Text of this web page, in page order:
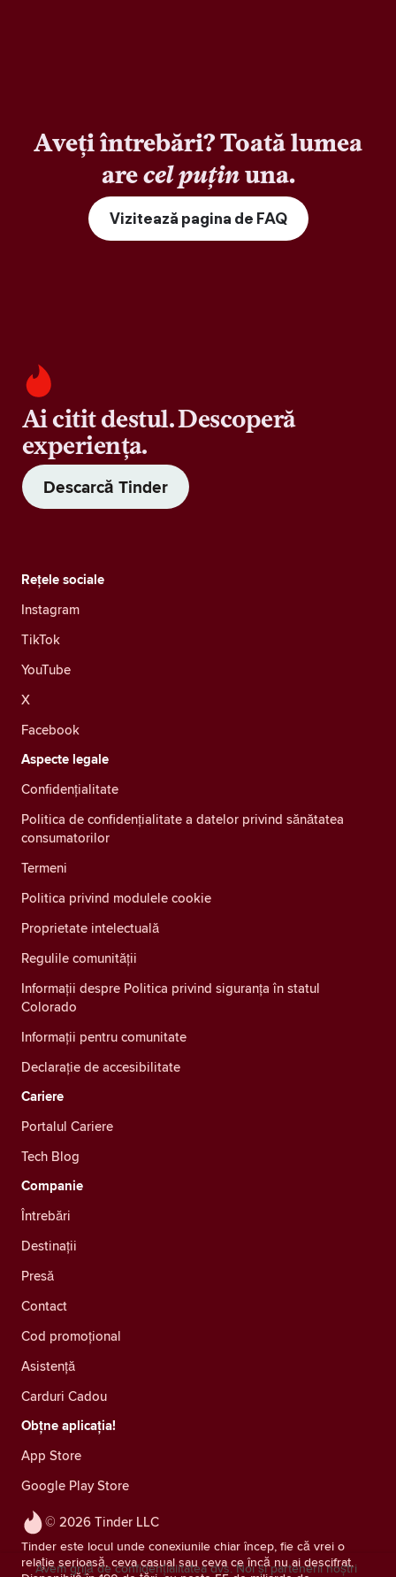
Aveți întrebări? Toată lumea
arecel puținuna.
Vizitează pagina de FAQ
Ai citit destul. Descoperă
experiența.
Descarcă Tinder
© 2026 Tinder LLC
Tinder este locul unde conexiunile chiar încep, fie că vrei o
relație serioasă, ceva casual sau ceva ce încă nu ai descifrat.
Rețele sociale
Instagram
TikTok
YouTube
X
Facebook
Aspecte legale
Confidenţialitate
Politica de confidențialitate a datelor privind sănătatea
consumatorilor
Termeni
Politica privind modulele cookie
Proprietate intelectuală
Regulile comunității
Informații despre Politica privind siguranța în statul
Colorado
Informații pentru comunitate
Declarație de accesibilitate
Cariere
Portalul Cariere
Tech Blog
Companie
Întrebări
Destinații
Presă
Contact
Cod promoțional
Asistență
Carduri Cadou
Obțne aplicația!
App Store
Google Play Store
Avem grijă de confidențialitatea dvs. Noi și partenerii noștri